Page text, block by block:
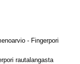
- Fingerpori
rautalangasta